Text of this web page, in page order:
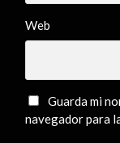
Web
Guarda mi
navegador para